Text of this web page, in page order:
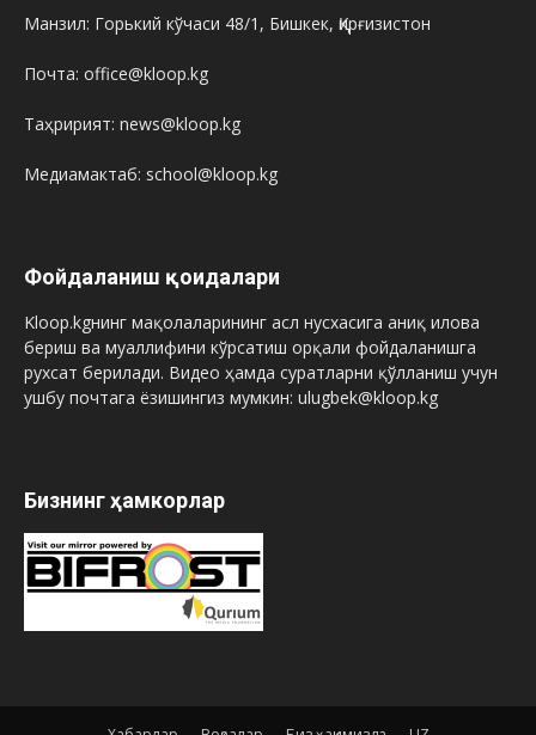
Манзил: Горький кўчаси 48/1, Бишкек, Қирғизистон
Почта: office@kloop.kg
Таҳририят: news@kloop.kg
Медиамактаб: school@kloop.kg
Фойдаланиш қоидалари
Kloop.kgнинг мақолаларининг асл нусхасига аниқ илова
бериш ва муаллифини кўрсатиш орқали фойдаланишга
рухсат берилади. Видео ҳамда суратларни қўлланиш учун
ушбу почтага ёзишингиз мумкин: ulugbek@kloop.kg
Бизнинг ҳамкорлар